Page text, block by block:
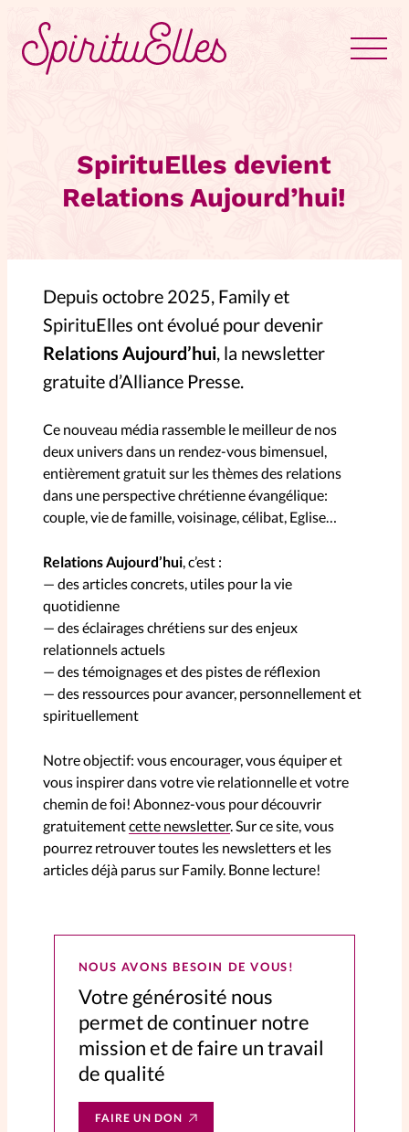
Tous les articles
Actus
Actus au féminin
Astuces
Bible
Chroniques
Dossiers
Edito
Elles nous inspirent
Entre4yeux
L'anecdote
Lifestyle
Littérature
PersonnElles
RelationnElles
Shopping Spi
Si(x) simple de...
SpirituElles
Vive la famille
Aujourd’hui!
Faire un don
La Boutique
La Pause SpirituElles - toutes les
SpirituElles devient
Relations Aujourd’hui!
Depuis octobre 2025, Family et
SpirituElles ont évolué pour devenir
Relations Aujourd’hui, la newsletter
gratuite d’Alliance Presse.
Ce nouveau média rassemble le meilleur de nos
deux univers dans un rendez-vous bimensuel,
entièrement gratuit sur les thèmes des relations
dans une perspective chrétienne évangélique:
couple, vie de famille, voisinage, célibat, Eglise…
Relations Aujourd’hui, c’est :
— des articles concrets, utiles pour la vie
quotidienne
— des éclairages chrétiens sur des enjeux
relationnels actuels
— des témoignages et des pistes de réflexion
— des ressources pour avancer, personnellement et
spirituellement
Notre objectif: vous encourager, vous équiper et
vous inspirer dans votre vie relationnelle et votre
chemin de foi! Abonnez-vous pour découvrir
gratuitementcette newsletter. Sur ce site, vous
pourrez retrouver toutes les newsletters et les
articles déjà parus sur Family. Bonne lecture!
NOUS AVONS BESOIN DE VOUS!
Votre générosité nous
permet de continuer notre
mission et de faire un travail
de qualité
FAIRE UN DON